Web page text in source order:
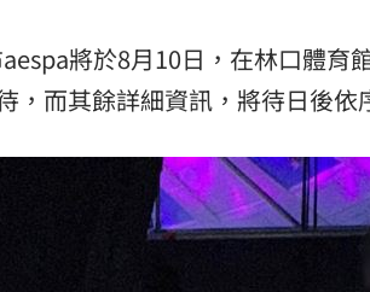
將於8月10日，在林口體育
，而其餘詳細資訊，將待日後依